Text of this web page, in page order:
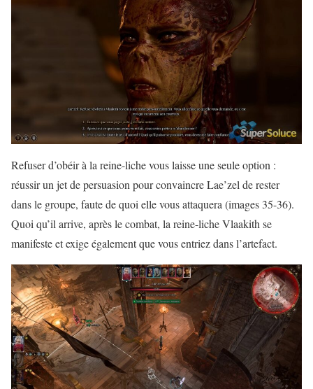
Refuser d’obéir à la reine-liche vous laisse une seule option :
réussir un jet de persuasion pour convaincre Lae’zel de rester
dans le groupe, faute de quoi elle vous attaquera (images 35-36).
Quoi qu’il arrive, après le combat, la reine-liche Vlaakith se
manifeste et exige également que vous entriez dans l’artefact.